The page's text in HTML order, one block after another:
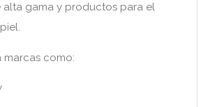
alta gama y productos para el
como: